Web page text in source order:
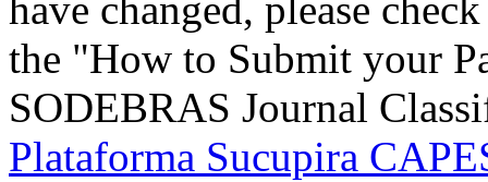
have changed, please
the "How to Submit your
SODEBRAS Journal
Plataforma Sucupira